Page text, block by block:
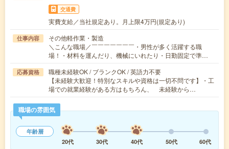
交通費
実費支給／当社規定あり。月上限4万円(規定あり)
仕事内容
その他軽作業・製造
＼こんな職場／￣￣￣￣￣￣￣・男性が多く活躍する職
場！・材料を運んだり、機械にいれたり・日勤固定で準…
応募資格
職種未経験OK / ブランクOK / 英語力不要
【未経験大歓迎！特別なスキルや資格は一切不問です】・工
場での就業経験がある方はもちろん、 未経験から…
職場の雰囲気
年齢層
20代
30代 40代 50代 60代